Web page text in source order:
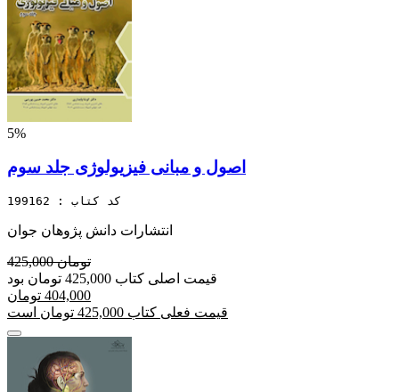
5%
اصول و مبانی فیزیولوژی جلد سوم
کد کتاب : 199162
انتشارات دانش پژوهان جوان
425,000 تومان
قیمت اصلی کتاب 425,000 تومان بود
404,000 تومان
قیمت فعلی کتاب 425,000 تومان است